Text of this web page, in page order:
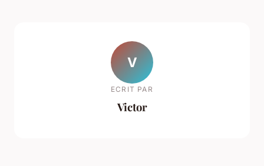
V
ECRIT PAR
Victor